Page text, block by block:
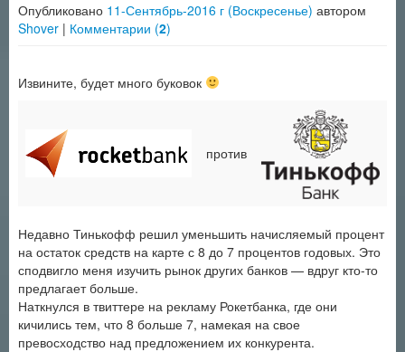
Опубликовано 11-Сентябрь-2016 г (Воскресенье) автором
Shover | Комментарии (2)
Извините, будет много буковок
против
Недавно Тинькофф решил уменьшить начисляемый процент
на остаток средств на карте с 8 до 7 процентов годовых. Это
сподвигло меня изучить рынок других банков — вдруг кто-то
предлагает больше.
Наткнулся в твиттере на рекламу Рокетбанка, где они
кичились тем, что 8 больше 7, намекая на свое
превосходство над предложением их конкурента.